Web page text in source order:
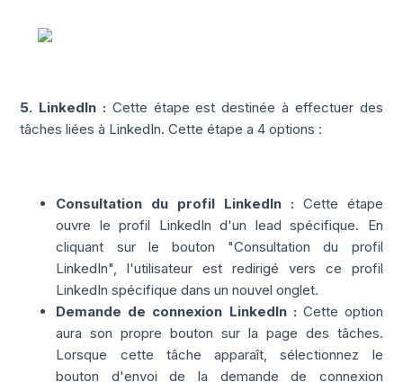
5. LinkedIn : Cette étape est destinée à effectuer des
tâches liées à LinkedIn. Cette étape a 4 options :
Consultation du profil LinkedIn : Cette étape
ouvre le profil LinkedIn d'un lead spécifique. En
cliquant sur le bouton "Consultation du profil
LinkedIn", l'utilisateur est redirigé vers ce profil
LinkedIn spécifique dans un nouvel onglet.
Demande de connexion LinkedIn : Cette option
aura son propre bouton sur la page des tâches.
Lorsque cette tâche apparaît, sélectionnez le
bouton d'envoi de la demande de connexion